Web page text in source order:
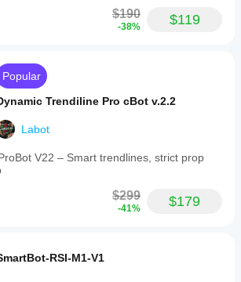
$190
-38% $119
Popular
Trendiline Pro cBot v.2.2
Labot
V22 – Smart trendlines, strict prop
$299
-41% $179
RSI-M1-V1